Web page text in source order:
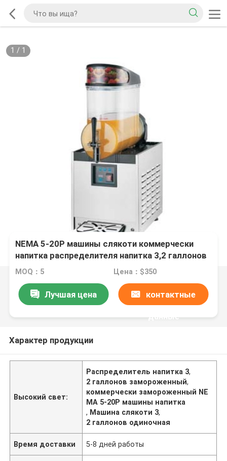
1 / 1
NEMA 5-20P машины слякоти коммерчески
напитка распределителя напитка 3,2 галлонов
замороженного одиночный
MOQ：5 Цена：$350
Лучшая цена контактные
данные
Характер продукции
Высокий свет:
Распределитель напитка 3,
2 галлонов замороженный,
коммерчески замороженный NE
MA 5-20P машины напитка
, Машина слякоти 3,
2 галлонов одиночная
Время доставки 5-8 дней работы